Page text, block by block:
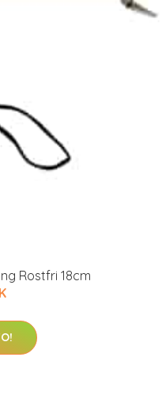
Rostfri 18cm